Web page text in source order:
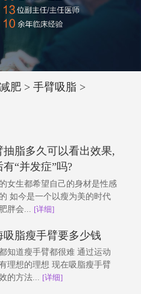
肥 >手臂吸脂 >
抽脂多久可以看出效果,
有“并发症”吗?
女生都希望自己的身材是性感
如今是一个以瘦为美的时代
胖会... [详细]
吸脂瘦手臂要多少钱
知道瘦手臂都很难 通过运动
理想的理想 现在吸脂瘦手臂
的方法... [详细]